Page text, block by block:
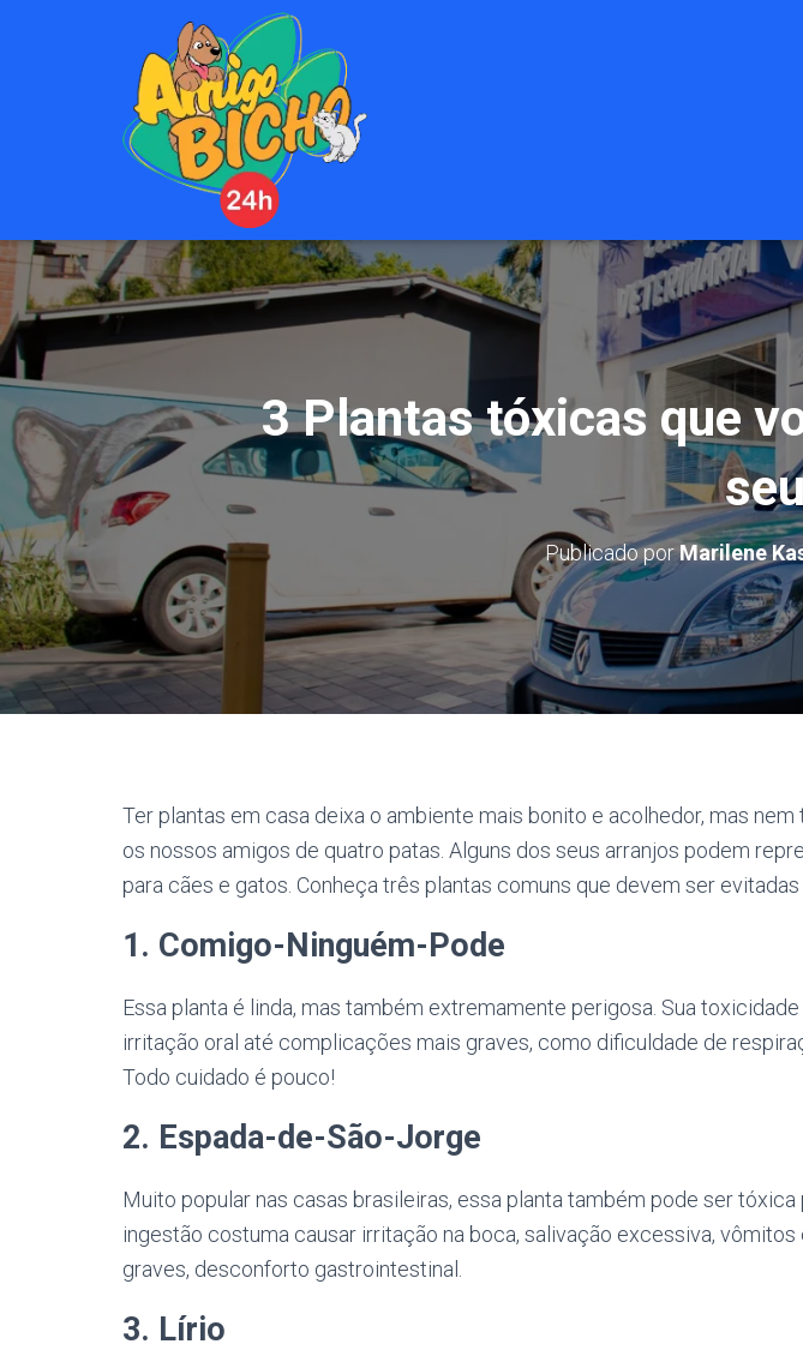
3 Plantas tóxicas que
Publicado porMarilene
Ter plantas em casa deixa o ambiente mais bonito e acolhedor, mas nem
os nossos amigos de quatro patas. Alguns dos seus arranjos podem
para cães e gatos. Conheça três plantas comuns que devem ser
1. Comigo-Ninguém-Pode
Essa planta é linda, mas também extremamente perigosa. Sua
irritação oral até complicações mais graves, como dificuldade de
Todo cuidado é pouco!
2. Espada-de-São-Jorge
Muito popular nas casas brasileiras, essa planta também pode ser tóxica
ingestão costuma causar irritação na boca, salivação excessiva, vômitos
graves, desconforto gastrointestinal.
3. Lírio